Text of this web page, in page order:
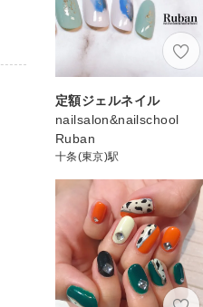
定額ジェルネイル
nailsalon&nailschool
Ruban
十条(東京)駅